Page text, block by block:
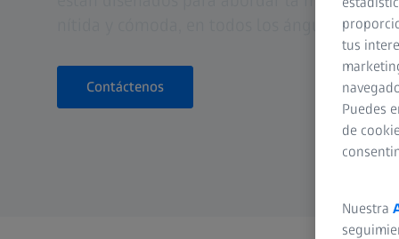
nítida y cómoda, en todos los ángulos y
Contáctenos
tus
Puedes
de
Nuestra